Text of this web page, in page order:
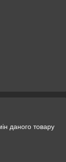
даного товару